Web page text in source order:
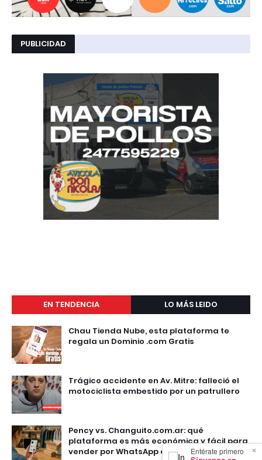
×
Entérate primero
PUBLICIDAD
EN TENDENCIA LO MÁS LEIDO
Chau Tienda Nube, esta plataforma te
regala un Dominio .com Gratis
Trágico accidente en Av. Mitre: falleció el
motociclista embestido por un patrullero
Pency vs. Changuito.com.ar: qué
plataforma es más económica y fácil para
vender por WhatsApp en Argentina